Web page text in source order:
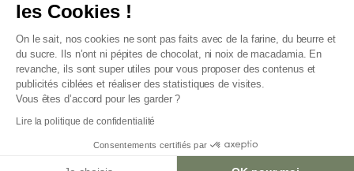
les Cookies !
On le sait, nos cookies ne sont pas faits avec de la farine, du beurre et
du sucre. Ils n’ont ni pépites de chocolat, ni noix de macadamia. En
revanche, ils sont super utiles pour vous proposer des contenus et
publicités ciblées et réaliser des statistiques de visites.
Vous êtes d’accord pour les garder ?
Lire la politique de confidentialité
Consentements certifiés par
Conditions générales de vente
Conditions générales du programme de fidélité
Charte de données personnelles
Conditions générales de vente Pro
Déclaration d’accessibilité